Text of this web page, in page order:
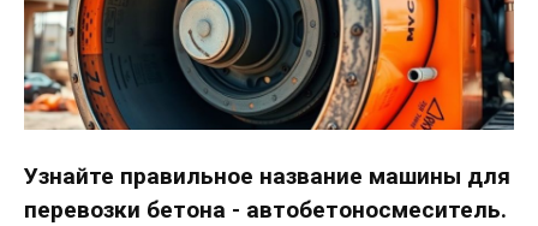
Узнайте правильное название машины для
перевозки бетона - автобетоносмеситель.